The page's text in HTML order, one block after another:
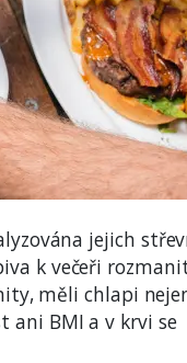
jejich
k večeři
měli chlapi
ani BMI a v krvi se